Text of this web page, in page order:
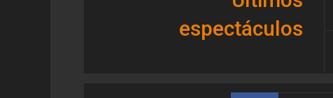
espectáculos